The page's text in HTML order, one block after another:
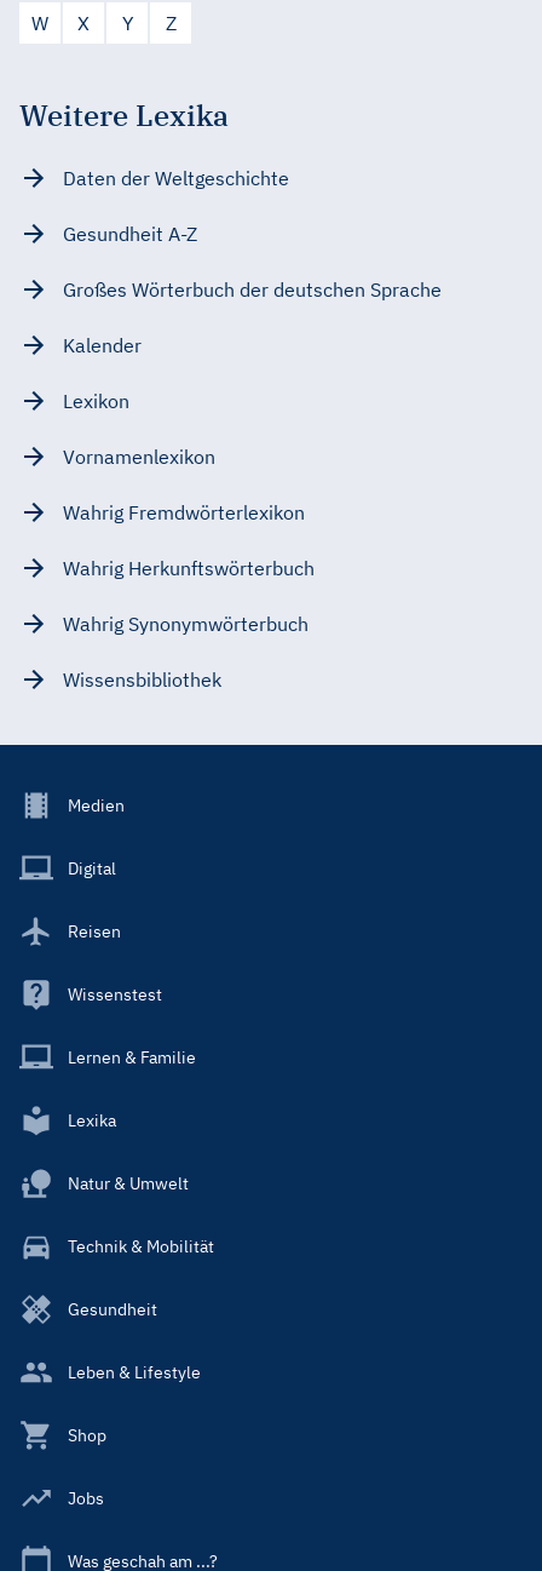
W
X Y Z
Weitere Lexika
Daten der Weltgeschichte
Gesundheit A-Z
Großes Wörterbuch der deutschen Sprache
Kalender
Lexikon
Vornamenlexikon
Wahrig Fremdwörterlexikon
Wahrig Herkunftswörterbuch
Wahrig Synonymwörterbuch
Wissensbibliothek
Footer
Main
Medien
Digital
Reisen
Wissenstest
Lernen & Familie
Lexika
Natur & Umwelt
Technik & Mobilität
Gesundheit
Leben & Lifestyle
Shop
Jobs
Was geschah am ...?